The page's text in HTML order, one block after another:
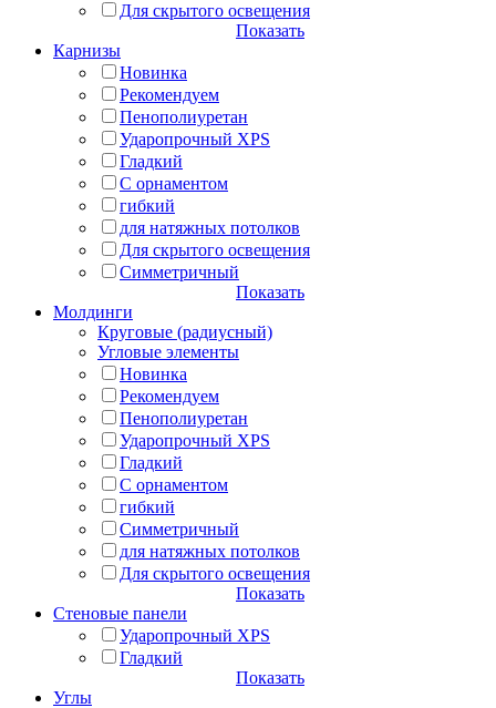
Для скрытого освещения
Показать
Карнизы
Новинка
Рекомендуем
Пенополиуретан
Ударопрочный XPS
Гладкий
С орнаментом
гибкий
для натяжных потолков
Для скрытого освещения
Симметричный
Показать
Молдинги
Круговые (радиусный)
Угловые элементы
Новинка
Рекомендуем
Пенополиуретан
Ударопрочный XPS
Гладкий
С орнаментом
гибкий
Симметричный
для натяжных потолков
Для скрытого освещения
Показать
Стеновые панели
Ударопрочный XPS
Гладкий
Показать
Углы